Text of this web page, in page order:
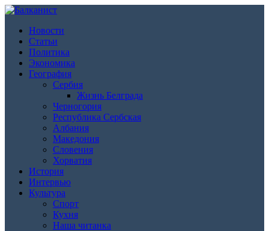
Новости
Статьи
Политика
Экономика
География
Сербия
Жизнь Белграда
Черногория
Республика Сербская
Албания
Македония
Словения
Хорватия
История
Интервью
Культура
Спорт
Кухня
Наша читанка